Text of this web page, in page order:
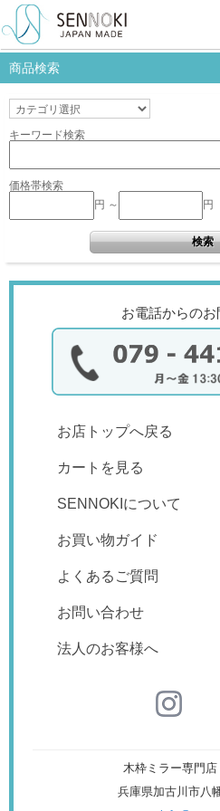
TOP >
該当商品はありません。
商品検索
キーワード検索
価格帯検索
円 ～
円
お電話からの
お店トップへ戻る
カートを見る
SENNOKIについて
お買い物ガイド
よくあるご質問
お問い合わせ
法人のお客様へ
木枠ミラー専門
兵庫県加古川市八